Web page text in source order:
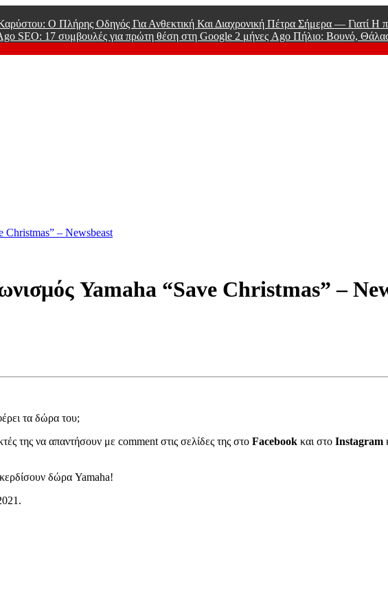
Ο Πλήρης Οδηγός Για Ανθεκτική Και Διαχρονική Πέτρα Σήμερα — Γιατί Η
SEO: 17 συμβουλές για πρώτη θέση στη Google 2 μήνες Ago Πήλιο: Βουνό,
Christmas” – Newsbeast
Yamaha “Save Christmas” –
τα δώρα του;
της να απαντήσουν με comment στις σελίδες της στο Facebook και στο Instagram
δώρα Yamaha!